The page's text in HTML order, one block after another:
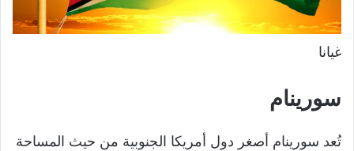
غيانا
سورينام
تُعد سورينام أصغر دول أمريكا الجنوبية من حيث المساحة